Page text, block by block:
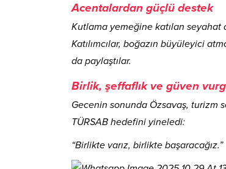
Acentalardan güçlü destek
Kutlama yemeğine katılan
Katılımcılar, boğazın büyüleyici
da paylaştılar.
Birlik, şeffaflık ve güven
Gecenin sonunda Özsavaş, turizm
TÜRSAB hedefini yineledi:
“Birlikte varız, birlikte başaracağız.”